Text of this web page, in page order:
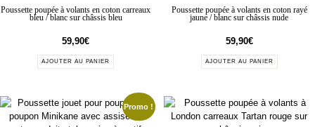
Poussette poupée à volants en coton carreaux
bleu / blanc sur châssis bleu
59,90€
AJOUTER AU PANIER
Poussette poupée à volants en coton rayé
jaune / blanc sur châssis nude
59,90€
AJOUTER AU PANIER
Promo !